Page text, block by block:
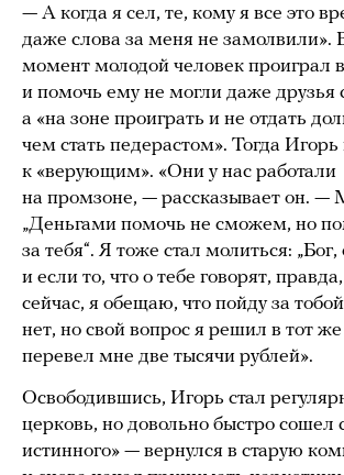
— А когда я сел, те, кому я все это
даже слова за меня не замолвили».
момент молодой человек проиграл
и помочь ему не могли даже друзья
а «на зоне проиграть и не отдать
чем стать педерастом». Тогда
к «верующим». «Они у нас работали
на промзоне, — рассказывает он. —
„Деньгами помочь не сможем, но
за тебя“. Я тоже стал молиться: „Бог,
и если то, что о тебе говорят,
сейчас, я обещаю, что пойду за
нет, но свой вопрос я решил в тот
перевел мне две тысячи рублей».
Освободившись, Игорь стал
церковь, но довольно быстро сошел
истинного» — вернулся в старую